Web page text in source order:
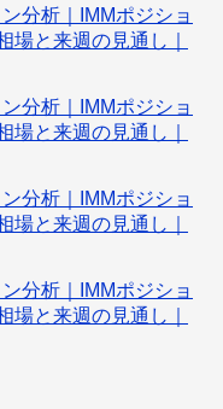
分析｜IMMポジショ
場と来週の見通し｜
分析｜IMMポジショ
場と来週の見通し｜
分析｜IMMポジショ
場と来週の見通し｜
分析｜IMMポジショ
場と来週の見通し｜